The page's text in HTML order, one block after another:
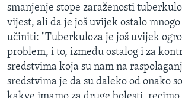
smanjenje stope zaraženosti
vijest, ali da je još uvijek ostalo
učiniti: "Tuberkuloza je još uvijek
problem, i to, između ostalog i za
sredstvima koja su nam na
sredstvima je da su daleko od onako